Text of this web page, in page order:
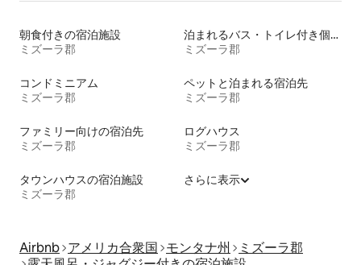
朝食付きの宿泊施設
ミズーラ郡
泊まれるバス・トイレ付き個室
ミズーラ郡
コンドミニアム
ミズーラ郡
ペットと泊まれる宿泊先
ミズーラ郡
ファミリー向けの宿泊先
ミズーラ郡
ログハウス
ミズーラ郡
タウンハウスの宿泊施設
ミズーラ郡
さらに表示
Airbnb アメリカ合衆国 モンタナ州
ミズーラ郡